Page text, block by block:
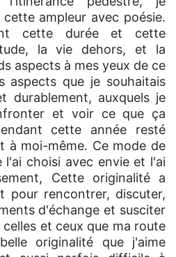
ampleur avec poésie.
cette durée et cette
la vie dehors, et la
aspects à mes yeux de ce
aspects que je souhaitais
durablement, auxquels je
et voir ce que ça
cette année resté
à moi-même. Ce mode de
l'ai choisi avec envie et l'ai
Cette originalité a
pour rencontrer, discuter,
d'échange et susciter
et ceux que ma route
originalité que j'aime